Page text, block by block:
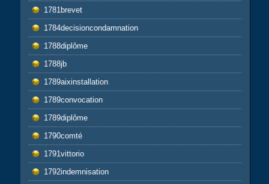
1781brevet
1784decisioncondamnation
1788diplôme
1788jb
1789aixinstallation
1789convocation
1789diplôme
1790comté
1791vittorio
1792indemnisation